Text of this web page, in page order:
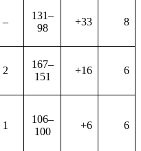
–
131–
98
+33 8
2
167–
151
+16 6
1
106–
100
+6 6